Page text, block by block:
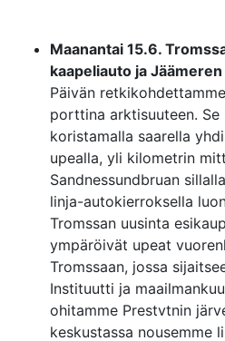
Maanantai 15.6.
kaapeliauto ja
Päivän
porttina arktisuuteen.
koristamalla saarella
upealla, yli kilometrin
Sandnessundbruan
linja-autokierroksella
Tromssan uusinta
ympäröivät upeat
Tromssaan, jossa
Instituutti ja
ohitamme Prestvtnin
keskustassa nousemme